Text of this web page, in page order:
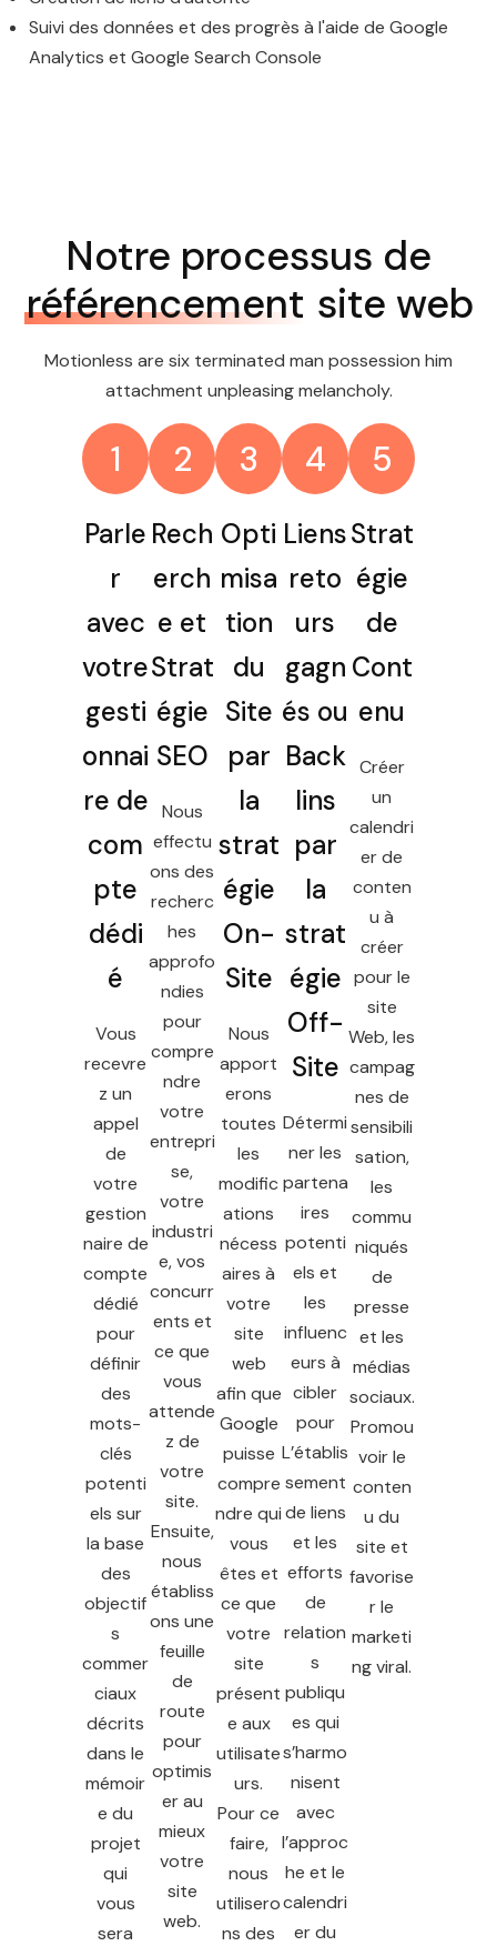
Suivi des données et des progrès à l'aide de Google
Analytics et Google Search Console
Notre processus de
référencement site web
Motionless are six terminated man possession him
attachment unpleasing melancholy.
1
Parle
r
avec
votre
gesti
onnai
re de
com
pte
dédi
é
Vous
recevre
z un
appel
de
votre
gestion
naire de
compte
dédié
pour
définir
des
mots-
clés
potenti
els sur
la base
des
objectif
s
commer
ciaux
décrits
dans le
mémoir
e du
projet
qui
vous
sera
2
Rech
erch
e et
Strat
égie
SEO
Nous
effectu
ons des
recherc
hes
approfo
ndies
pour
compre
ndre
votre
entrepri
se,
votre
industri
e, vos
concurr
ents et
ce que
vous
attende
z de
votre
site.
Ensuite,
nous
établiss
ons une
feuille
de
route
pour
optimis
er au
mieux
votre
site
web.
3
Opti
misa
tion
du
Site
par
la
strat
égie
On-
Site
Nous
apport
erons
toutes
les
modific
ations
nécess
aires à
votre
site
web
afin que
Google
puisse
compre
ndre qui
vous
êtes et
ce que
votre
site
présent
e aux
utilisate
urs.
Pour ce
faire,
nous
utilisero
ns des
4
Liens
reto
urs
gagn
és ou
Back
lins
par
la
strat
égie
Off-
Site
Détermi
ner les
partena
ires
potenti
els et
les
influenc
eurs à
cibler
pour
L’établis
sement
de liens
et les
efforts
de
relation
s
publiqu
es qui
s’harmo
nisent
avec
l’approc
he et le
calendri
er du
5
Strat
égie
de
Cont
enu
Créer
un
calendri
er de
conten
u à
créer
pour le
site
Web, les
campag
nes de
sensibili
sation,
les
commu
niqués
de
presse
et les
médias
sociaux.
Promou
voir le
conten
u du
site et
favorise
r le
marketi
ng viral.